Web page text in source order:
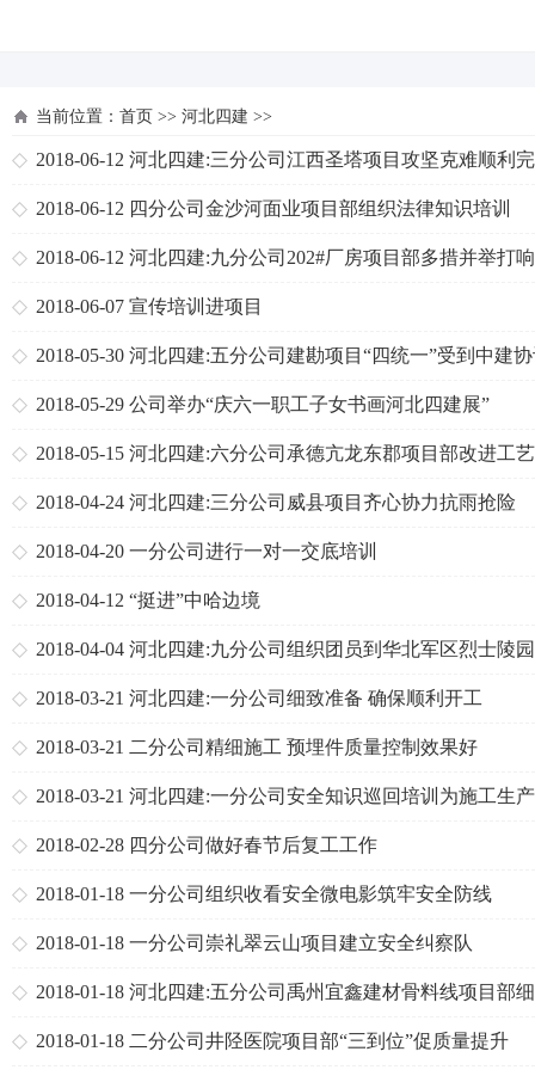
当前位置： 首页 >> 河北四建 >>
2018-06-12 河北四建:三分公司江西圣塔项目攻坚克难顺利
节点任务
2018-06-12 四分公司金沙河面业项目部组织法律知识培训
2018-06-12 河北四建:九分公司202#厂房项目部多措并举打
天保卫战
2018-06-07 宣传培训进项目
2018-05-30 河北四建:五分公司建勘项目“四统一”受到中建
中心专家好评
2018-05-29 公司举办“庆六一职工子女书画河北四建展”
2018-05-15 河北四建:六分公司承德亢龙东郡项目部改进工
称赞
2018-04-24 河北四建:三分公司威县项目齐心协力抗雨抢险
2018-04-20 一分公司进行一对一交底培训
2018-04-12 “挺进”中哈边境
2018-04-04 河北四建:九分公司组织团员到华北军区烈士陵
墓
2018-03-21 河北四建:一分公司细致准备 确保顺利开工
2018-03-21 二分公司精细施工 预埋件质量控制效果好
2018-03-21 河北四建:一分公司安全知识巡回培训为施工生
力
2018-02-28 四分公司做好春节后复工工作
2018-01-18 一分公司组织收看安全微电影筑牢安全防线
2018-01-18 一分公司崇礼翠云山项目建立安全纠察队
2018-01-18 河北四建:五分公司禹州宜鑫建材骨料线项目部
管理提高收尾施工效率
2018-01-18 二分公司井陉医院项目部“三到位”促质量提升